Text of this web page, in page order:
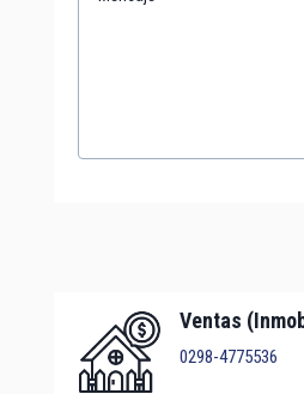
Ventas
0298-4775536